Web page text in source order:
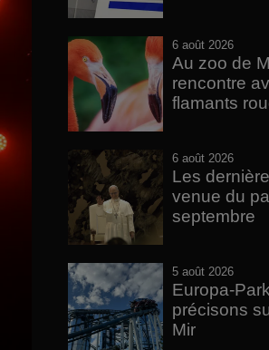
6 août 2026
Au zoo de
rencontre
flamants
6 août 2026
Les
venue du
septembre
5 août 2026
Europa-
précisons
Mir